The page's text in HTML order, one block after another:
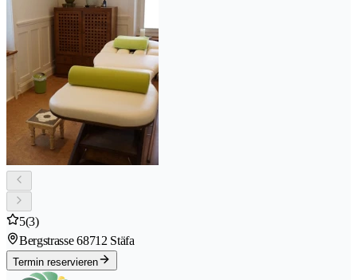
5(3)
Bergstrasse 68712 Stäfa
Termin reservieren